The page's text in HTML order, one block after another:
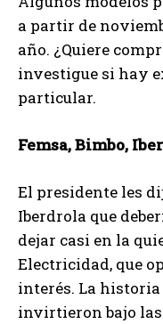
a partir de
año. ¿Quiere
investigue si hay
particular.
Femsa, Bimbo,
El presidente les
Iberdrola que
dejar casi en la
Electricidad, que
interés. La
invirtieron bajo las